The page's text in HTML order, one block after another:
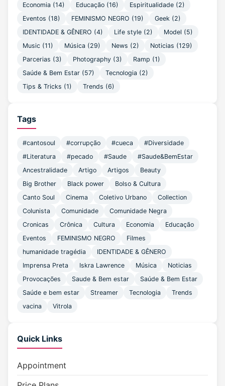
Economia (14) Educação (16) Espiritualidade (2)
Eventos (18) FEMINISMO NEGRO (19) Geek (2)
IDENTIDADE & GÊNERO (4) Life style (2) Model (5)
Music (11) Música (29) News (2) Noticias (129)
Parcerias (3) Photography (3) Ramp (1)
Saúde & Bem Estar (57) Tecnologia (2)
Tips & Tricks (1) Trends (6)
Tags
#cantosoul #corrupção #cueca
#Diversidade
#Literatura
#pecado #Saude
#Saude&BemEstar
Ancestralidade
Artigo Artigos
Beauty
Big Brother
Black power
Bolso & Cultura
Canto Soul
Cinema Coletivo Urbano
Collection
Colunista
Comunidade
Comunidade Negra
Cronicas
Crônica Cultura Economia
Educação
Eventos
FEMINISMO NEGRO
Filmes
humanidade tragédia
IDENTIDADE & GÊNERO
Imprensa Preta
Iskra Lawrence Música
Noticias
Provocações
Saude & Bem estar
Saúde & Bem Estar
Saúde e bem estar
Streamer Tecnologia
Trends
vacina
Vitrola
Quick Links
Appointment